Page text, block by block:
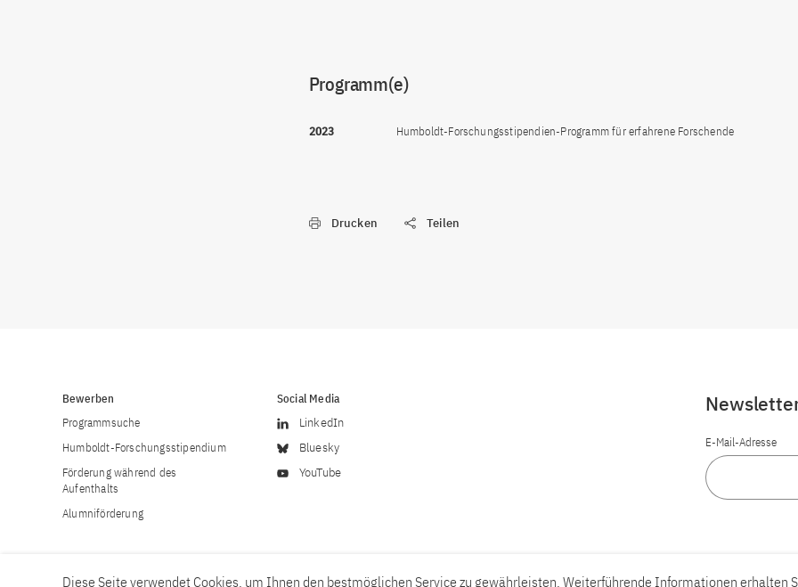
Programm(e)
2023 Humboldt-Forschungsstipendien-Programm für erfahrene Forschende
Drucken Teilen
Bewerben
Programmsuche
Humboldt-Forschungsstipendium
Förderung während des
Aufenthalts
Alumniförderung
Social Media
LinkedIn
Bluesky
YouTube
E-Mail-Adresse
Diese Seite verwendet Cookies, um Ihnen den bestmöglichen Service zu gewährleisten. Weiterführende Informationen erhalten